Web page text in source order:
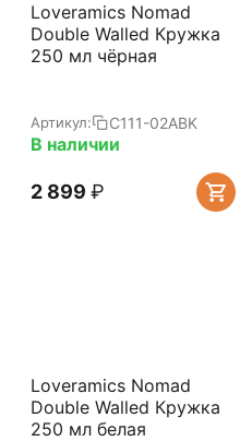
Loveramics Nomad
Double Walled Кружка
250 мл чёрная
Артикул: C111-02ABK
В наличии
2 899 ₽
Loveramics Nomad
Double Walled Кружка
250 мл белая